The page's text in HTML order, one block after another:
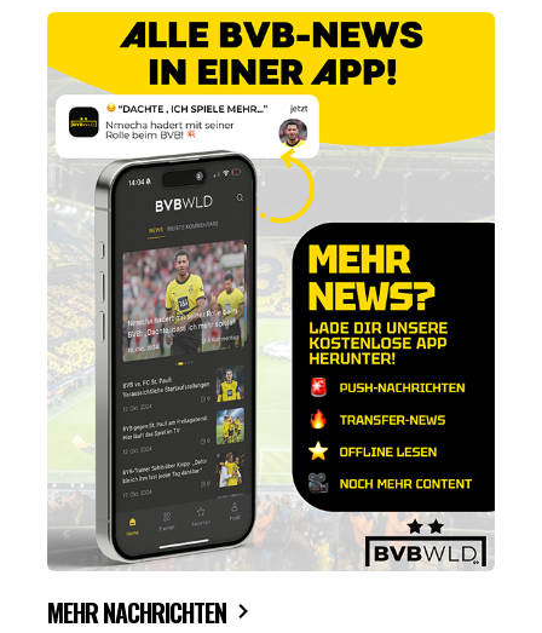
MEHR NACHRICHTEN